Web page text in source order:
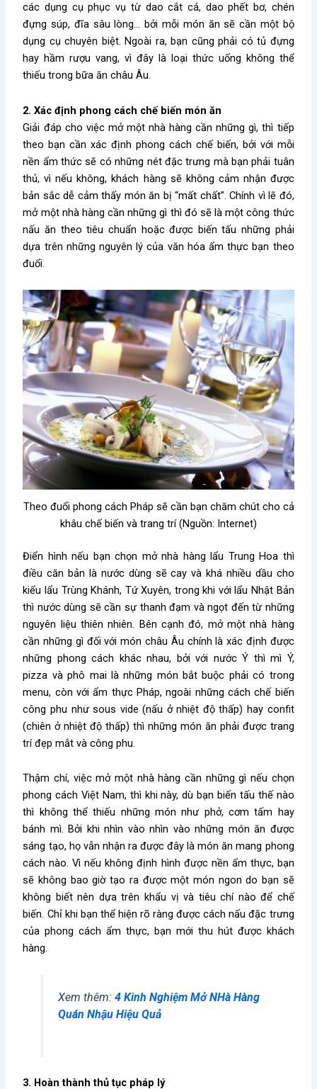
các dụng cụ phục vụ từ dao cắt cá, dao phết bơ, chén
đựng súp, đĩa sâu lòng… bởi mỗi món ăn sẽ cần một bộ
dụng cụ chuyên biệt. Ngoài ra, bạn cũng phải có tủ đựng
hay hầm rượu vang, vì đây là loại thức uống không thể
thiếu trong bữa ăn châu Âu.
2. Xác định phong cách chế biến món ăn
Giải đáp cho việc mở một nhà hàng cần những gì, thì tiếp
theo bạn cần xác định phong cách chế biến, bởi với mỗi
nền ẩm thức sẽ có những nét đặc trưng mà bạn phải tuân
thủ, vì nếu không, khách hàng sẽ không cảm nhận được
bản sắc dễ cảm thấy món ăn bị “mất chất”. Chính vì lẽ đó,
mở một nhà hàng cần những gì thì đó sẽ là một công thức
nấu ăn theo tiêu chuẩn hoặc được biến tấu những phải
dựa trên những nguyên lý của văn hóa ẩm thực bạn theo
đuổi.
Theo đuổi phong cách Pháp sẽ cần bạn chăm chút cho cả
khâu chế biến và trang trí (Nguồn: Internet)
Điển hình nếu bạn chọn mở nhà hàng lẩu Trung Hoa thì
điều căn bản là nước dùng sẽ cay và khá nhiều dầu cho
kiểu lẩu Trùng Khánh, Tứ Xuyên, trong khi với lẩu Nhật Bản
thì nước dùng sẽ cần sự thanh đạm và ngọt đến từ những
nguyên liệu thiên nhiên. Bên cạnh đó, mở một nhà hàng
cần những gì đối với món châu Âu chính là xác định được
những phong cách khác nhau, bởi với nước Ý thì mì Ý,
pizza và phô mai là những món bắt buộc phải có trong
menu, còn với ẩm thực Pháp, ngoài những cách chế biến
công phu như sous vide (nấu ở nhiệt độ thấp) hay confit
(chiên ở nhiệt độ thấp) thì những món ăn phải được trang
trí đẹp mắt và công phu.
Thậm chí, việcmở một nhà hàng cần những gì nếu chọn
phong cách Việt Nam, thì khi này, dù bạn biến tấu thế nào
thì không thể thiếu những món như phở, cơm tấm hay
bánh mì. Bởi khi nhìn vào nhìn vào những món ăn được
sáng tạo, họ vẫn nhận ra được đây là món ăn mang phong
cách nào. Vì nếu không định hình được nền ẩm thực, bạn
sẽ không bao giờ tạo ra được một món ngon do bạn sẽ
không biết nên dựa trên khẩu vị và tiêu chí nào để chế
biến. Chỉ khi bạn thể hiện rõ ràng được cách nấu đặc trưng
của phong cách ẩm thực, bạn mới thu hút được khách
hàng.
Xem thêm: 4 Kinh Nghiệm Mở NHà Hàng
Quán Nhậu Hiệu Quả
3. Hoàn thành thủ tục pháp lý